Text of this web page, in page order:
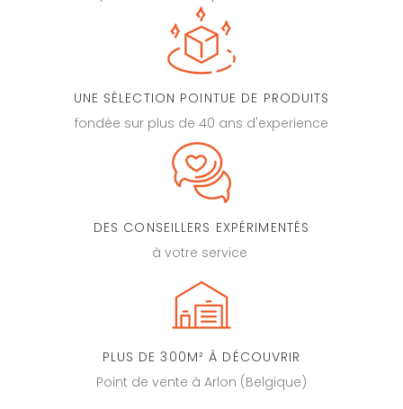
UNE SÉLECTION POINTUE DE PRODUITS
fondée sur plus de 40 ans d'experience
DES CONSEILLERS EXPÉRIMENTÉS
à votre service
PLUS DE 300M² À DÉCOUVRIR
Point de vente à Arlon (Belgique)